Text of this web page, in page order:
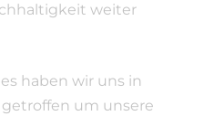
weiter
haben wir uns in
um unsere